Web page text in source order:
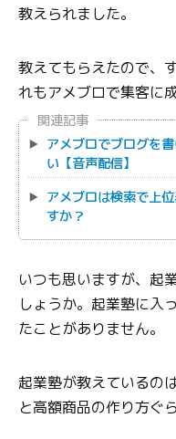
教えられました。
教えてもらえたので、
れもアメブロで集客に
関連記事
アメブロでブログを
い【音声配信】
アメブロは検索で上
すか？
いつも思いますが、起
しょうか。起業塾に入
たことがありません。
起業塾が教えているの
と高額商品の作り方ぐ